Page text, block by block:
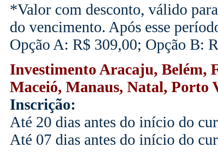
*Valor com desconto, válido
do vencimento. Após esse
Opção A: R$ 309,00; Opção B:
Investimento Aracaju, Belém,
Maceió, Manaus, Natal, Porto
Inscrição:
Até 20 dias antes do início do
Até 07 dias antes do início do